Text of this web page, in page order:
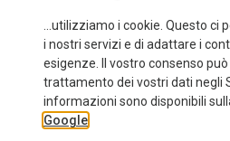
...utilizziamo i cookie. Questo
i nostri servizi e di adattare i
esigenze. Il vostro consenso può
trattamento dei vostri dati negli
informazioni sono disponibili
Google